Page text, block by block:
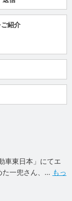
紹介
車東日本」にてエ
一兜さん、
もっ